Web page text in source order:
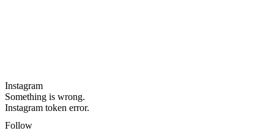
Instagram
Something is wrong.
Instagram token error.
Follow